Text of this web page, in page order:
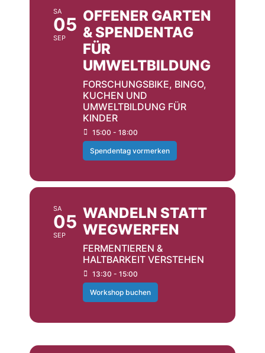
SA
05
SEP
OFFENER GARTEN
& SPENDENTAG
FÜR
UMWELTBILDUNG
FORSCHUNGSBIKE, BINGO,
KUCHEN UND
UMWELTBILDUNG FÜR
KINDER
15:00 - 18:00
Spendentag vormerken
SA
05
SEP
WANDELN STATT
WEGWERFEN
FERMENTIEREN &
HALTBARKEIT VERSTEHEN
13:30 - 15:00
Workshop buchen